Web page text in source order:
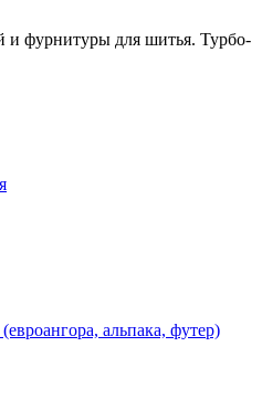
и фурнитуры для шитья. Турбо-
альпака, футер)